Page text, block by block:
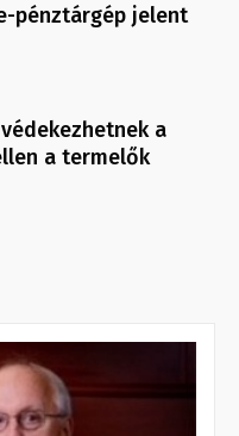
pénztárgép jelent
a
a termelők